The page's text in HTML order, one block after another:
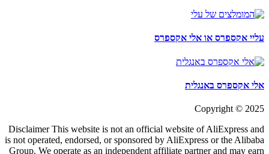
עליי אקספרס או אלי אקספרס
אלי אקספרס באנגלית
Copyright © 2025
Disclaimer This website is not an official website of AliExpress and
is not operated, endorsed, or sponsored by AliExpress or the Alibaba
Group. We operate as an independent affiliate partner and may earn